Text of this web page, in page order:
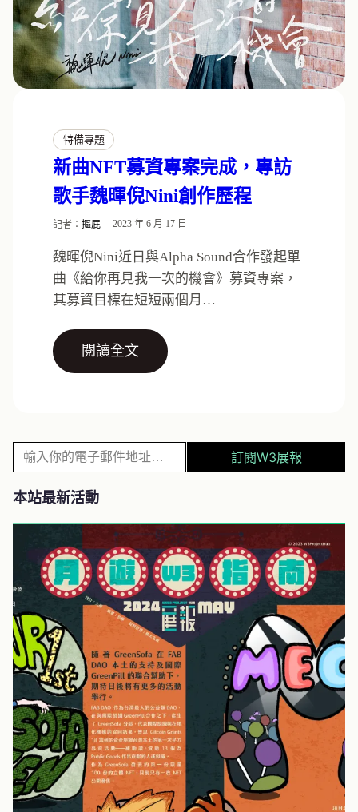
特備專題
新曲NFT募資專案完成，專訪
歌手魏暉倪Nini創作歷程
記者： 摳屁 2023 年 6 月 17 日
魏暉倪Nini近日與Alpha Sound合作發起單
曲《給你再見我一次的機會》募資專案，
其募資目標在短短兩個月…
閱讀全文
輸
入
你
郵
件
地
址
…
訂閱W3展報
本站最新活動